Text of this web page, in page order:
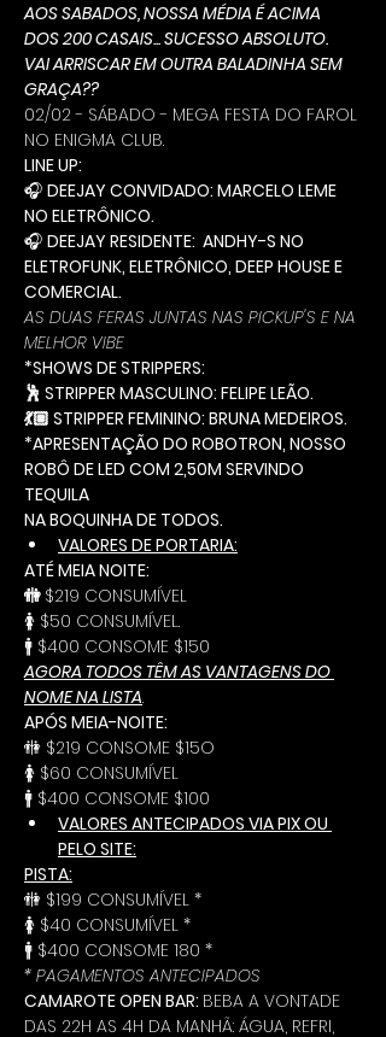
AOS SABADOS, NOSSA MÉDIA É ACIMA
DOS 200 CASAIS... SUCESSO ABSOLUTO.
VAI ARRISCAR EM OUTRA BALADINHA SEM
GRAÇA??
02/02 - SÁBADO - MEGA FESTA DO FAROL
NO ENIGMA CLUB.
LINE UP:
🎧 DEEJAY CONVIDADO: MARCELO LEME
NO ELETRÔNICO.
🎧 DEEJAY RESIDENTE:  ANDHY-S NO
ELETROFUNK, ELETRÔNICO, DEEP HOUSE E
COMERCIAL.
AS DUAS FERAS JUNTAS NAS PICKUP'S E NA
MELHOR VIBE
*SHOWS DE STRIPPERS:
🕺 STRIPPER MASCULINO: FELIPE LEÃO.
💃🏼 STRIPPER FEMININO: BRUNA MEDEIROS.
*APRESENTAÇÃO DO ROBOTRON, NOSSO
ROBÔ DE LED COM 2,50M SERVINDO
TEQUILA
NA BOQUINHA DE TODOS.
VALORES DE PORTARIA:
ATÉ MEIA NOITE:
🚻 $219 CONSUMÍVEL
🚺 $50 CONSUMÍVEL.
🚹 $400 CONSOME $150
AGORA TODOS TÊM AS VANTAGENS DO
NOME NA LISTA.
APÓS MEIA-NOITE:
🚻 $219 CONSOME $15O
🚺 $60 CONSUMÍVEL
🚹 $400 CONSOME $100
VALORES ANTECIPADOS VIA PIX OU
PELO SITE:
PISTA:
🚻 $199 CONSUMÍVEL *
🚺 $40 CONSUMÍVEL *
🚹 $400 CONSOME 180 *
* PAGAMENTOS ANTECIPADOS
CAMAROTE OPEN BAR: BEBA A VONTADE
DAS 22H AS 4H DA MANHÃ: ÁGUA, REFRI,